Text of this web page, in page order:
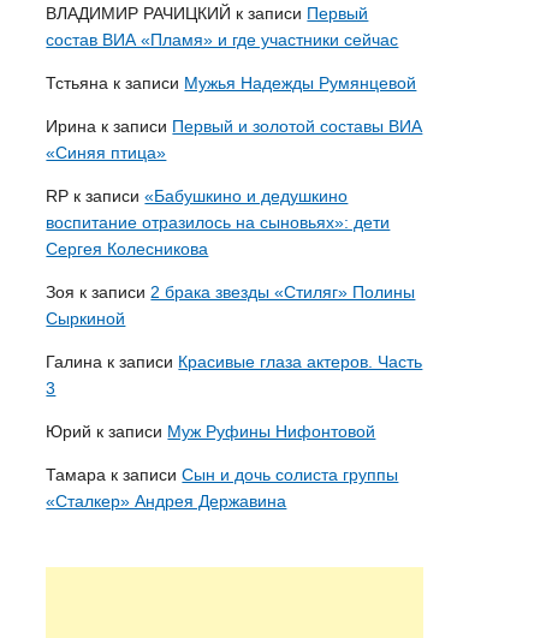
ВЛАДИМИР РАЧИЦКИЙ к записи Первый
состав ВИА «Пламя» и где участники сейчас
Тстьяна к записи Мужья Надежды Румянцевой
Ирина к записи Первый и золотой составы ВИА
«Синяя птица»
RP к записи«Бабушкино и дедушкино
воспитание отразилось на сыновьях»: дети
Сергея Колесникова
Зоя к записи 2 брака звезды «Стиляг» Полины
Сыркиной
Галина к записи Красивые глаза актеров. Часть
3
Юрий к записи Муж Руфины Нифонтовой
Тамара к записиСын и дочь солиста группы
«Сталкер» Андрея Державина